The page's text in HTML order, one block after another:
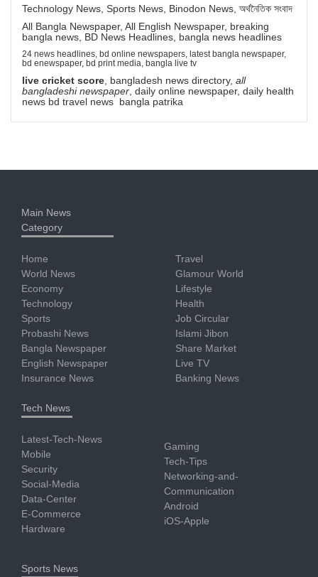
Technology News, Sports News, Binodon News, অর্থনৈতিক সংবাদ
All Bangla Newspaper, All English Newspaper, breaking
bangla news, BD News Headlines, bangla news headlines
24 news headlines, bd online newspapers, latest bangla newspaper,
bd enewspaper, bd print media, bangla live tv
live cricket score, bangladesh news directory, all
bangladeshi newspaper, daily online newspaper, daily health
news bd travel news bangla patrika
Main News
Category
Home
World News
Economy
Technology
Sports
Probashi News
Bangla Newspaper
English Newspaper
Insurance News
Travel
Glamour World
Lifestyle
Health
Job Circular
Islami Jibon
Share Market
Live TV
Banking News
Tech News
Latest-Tech-News
Mobile
Security
Social-Media
Data-Center
E-Commerce
Hardware
Gaming
Tech-Tips
Networking-and-
Communication
Android
iOS-Apple
Sports News